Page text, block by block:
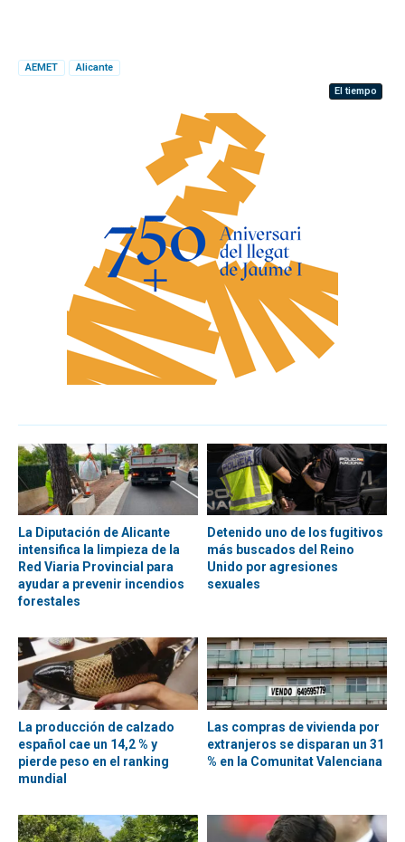
AEMET
Alicante
El tiempo
La Diputación de Alicante
intensifica la limpieza de la
Red Viaria Provincial para
ayudar a prevenir incendios
forestales
Detenido uno de los fugitivos
más buscados del Reino
Unido por agresiones
sexuales
La producción de calzado
español cae un 14,2 % y
pierde peso en el ranking
mundial
Las compras de vivienda por
extranjeros se disparan un 31
% en la Comunitat Valenciana